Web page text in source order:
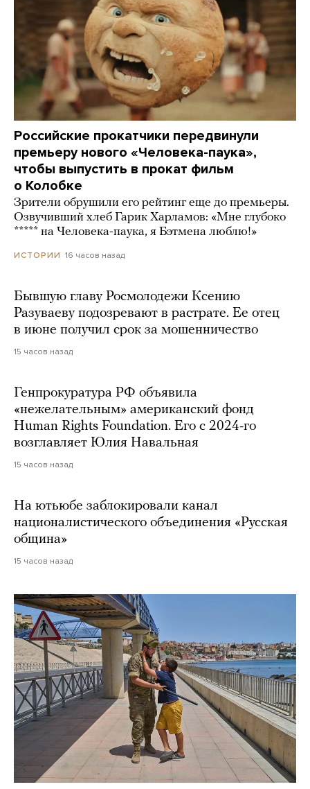
Российские прокатчики передвинули
премьеру нового «Человека-паука»,
чтобы выпустить в прокат фильм
о Колобке
Зрители обрушили его рейтинг еще до премьеры.
Озвучивший хлеб Гарик Харламов: «Мне глубоко
***** на Человека-паука, я Бэтмена люблю!»
ИСТОРИИ 16 часов назад
Бывшую главу Росмолодежи Ксению
Разуваеву подозревают в растрате. Ее отец
в июне получил срок за мошенничество
15 часов назад
Генпрокуратура РФ объявила
«нежелательным» американский фонд
Human Rights Foundation. Его с 2024-го
возглавляет Юлия Навальная
15 часов назад
На ютьюбе заблокировали канал
националистического объединения «Русская
община»
15 часов назад